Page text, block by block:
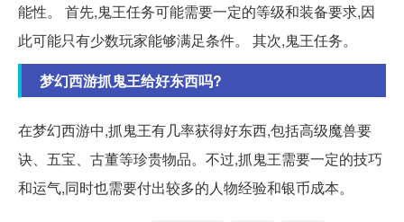
能性。 首先,鬼王任务可能需要一定的等级和装备要求,因
此可能只有少数玩家能够满足条件。 其次,鬼王任务。
梦幻西游抓鬼王给好东西吗?
在梦幻西游中,抓鬼王有几率获得好东西,包括高级魔兽要
诀、五宝、古董等珍贵物品。不过,抓鬼王需要一定的技巧
和运气,同时也需要付出较多的人物经验和银币成本。